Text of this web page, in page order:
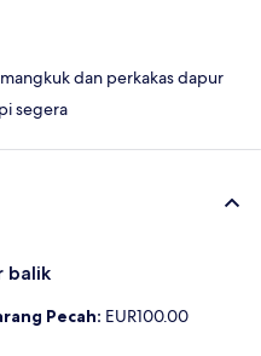
dan perkakas dapur
segera
balik
Pecah: EUR100.00